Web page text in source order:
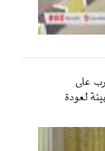
على
لعودة